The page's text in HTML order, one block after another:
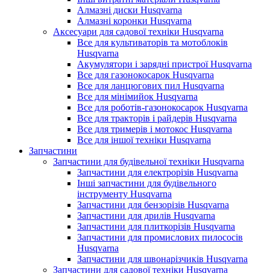
Алмазні диски Husqvarna
Алмазні коронки Husqvarna
Аксесуари для садової техніки Husqvarna
Все для культиваторів та мотоблоків
Husqvarna
Акумулятори і зарядні пристрої Husqvarna
Все для газонокосарок Husqvarna
Все для ланцюгових пил Husqvarna
Все для мінімийок Husqvarna
Все для роботів-газонокосарок Husqvarna
Все для тракторів і райдерів Husqvarna
Все для тримерів і мотокос Husqvarna
Все для іншої техніки Husqvarna
Запчастини
Запчастини для будівельної техніки Husqvarna
Запчастини для електрорізів Husqvarna
Інші запчастини для будівельного
інструменту Husqvarna
Запчастини для бензорізів Husqvarna
Запчастини для дрилів Husqvarna
Запчастини для плиткорізів Husqvarna
Запчастини для промислових пилососів
Husqvarna
Запчастини для швонарізчиків Husqvarna
Запчастини для садової техніки Husqvarna